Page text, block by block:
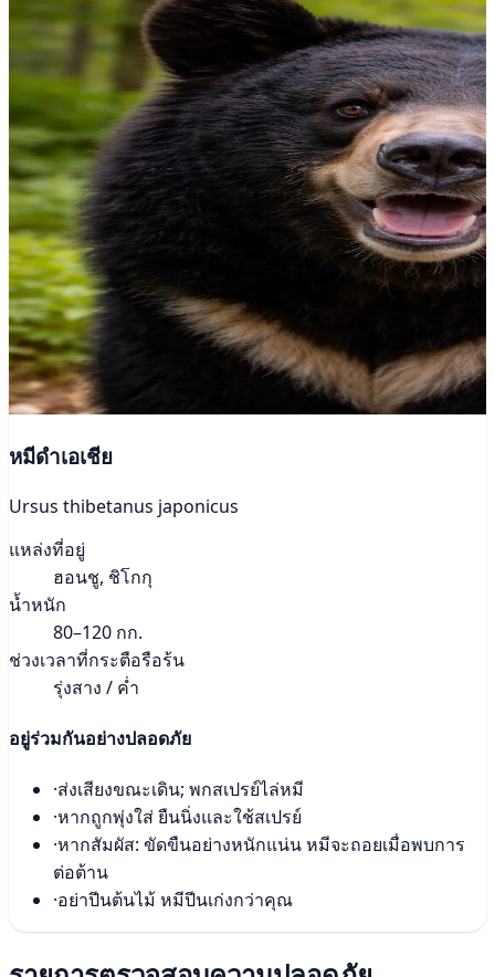
หมีดำเอเชีย
Ursus thibetanus japonicus
แหล่งที่อยู่
ฮอนชู, ชิโกกุ
น้ำหนัก
80–120 กก.
ช่วงเวลาที่กระตือรือร้น
รุ่งสาง / ค่ำ
อยู่ร่วมกันอย่างปลอดภัย
·ส่งเสียงขณะเดิน; พกสเปรย์ไล่หมี
·หากถูกพุ่งใส่ ยืนนิ่งและใช้สเปรย์
·หากสัมผัส: ขัดขืนอย่างหนักแน่น หมีจะถอยเมื่อพบการ
ต่อต้าน
·อย่าปีนต้นไม้ หมีปีนเก่งกว่าคุณ